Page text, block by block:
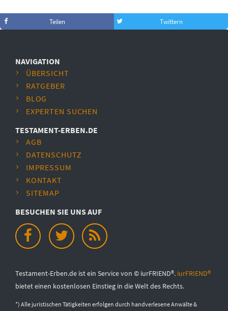
Teilen Twittern
NAVIGATION
ÜBERSICHT
RATGEBER
BLOG
EXPERTEN SUCHEN
TESTAMENT-ERBEN.DE
AGB
DATENSCHUTZ
IMPRESSUM
KONTAKT
SITEMAP
BESUCHEN SIE UNS AUF
Testament-Erben.de ist ein Service von © iurFRIEND®. iurFRIEND®
bietet einen kostenlosen Einstieg in die Welt des Rechts.
*) Alle juristischen Tätigkeiten erfolgen durch handverlesene Anwälte &